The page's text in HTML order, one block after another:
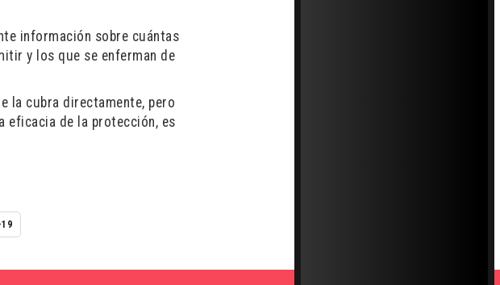
información sobre cuántas
y los que se enferman de
la cubra directamente, pero
eficacia de la protección, es
19